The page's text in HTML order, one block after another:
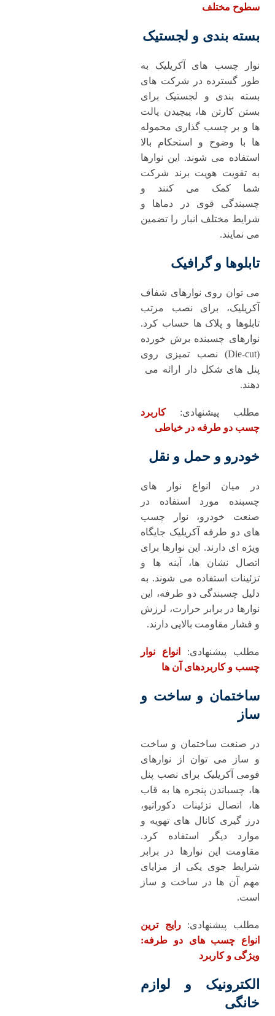
سطوح مختلف
بسته‌ بندی و لجستیک
نوار چسب های آکریلیک به
‌طور گسترده در شرکت‌ های
بسته ‌بندی و لجستیک برای
بستن کارتن ‌ها، پیچیدن پالت‌
ها و بر چسب‌ گذاری محموله
‌ها با وضوح و استحکام بالا
استفاده می‌ شوند. این نوارها
به تقویت هویت برند شرکت
شما کمک می ‌کنند و
چسبندگی قوی در دماها و
شرایط مختلف انبار را تضمین
می‌ نمایند.
تابلوها و گرافیک
می‌ توان روی نوارهای شفاف
آکریلیک، برای نصب مرتب
تابلوها و پلاک ‌ها حساب کرد.
نوارهای چسبنده برش خورده
(Die-cut) نصب تمیزی روی
پنل ‌های شکل ‌دار ارائه می
‌دهند.
مطلب پیشنهادی:کاربرد
چسب دو طرفه در خیاطی
خودرو و حمل ‌و نقل
در میان انواع نوار های
چسبنده مورد استفاده در
صنعت خودرو، نوار چسب
های دو طرفه آکریلیک جایگاه
ویژه ‌ای دارند. این نوارها برای
اتصال نشان ‌ها، آینه‌ ها و
تزئینات استفاده می ‌شوند. به
دلیل چسبندگی دو طرفه، این
نوارها در برابر حرارت، لرزش
و فشار مقاومت بالایی دارند.
مطلب پیشنهادی:
انواع نوار
چسب و کاربردهای آن ها
ساختمان و ساخت ‌و
ساز
در صنعت ساختمان و ساخت
‌و ساز می ‌توان از نوارهای
فومی آکریلیک برای نصب پنل
‌ها، چسباندن پنجره ‌ها به قاب‌
ها، اتصال تزئینات دکوراتیو،
درز گیری کانال ‌های تهویه و
موارد دیگر استفاده کرد.
مقاومت این نوارها در برابر
شرایط جوی یکی از مزایای
مهم آن ‌ها در ساخت ‌و ساز
است.
مطلب پیشنهادی:رایج ترین
انواع چسب های دو طرفه:
ویژگی و کاربرد
الکترونیک و لوازم
خانگی